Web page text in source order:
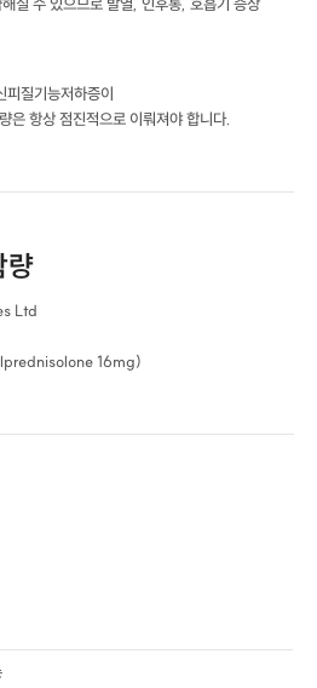
피질기능저하증이
은 항상 점진적으로 이뤄져야 합니다.
량
Ltd
16mg)